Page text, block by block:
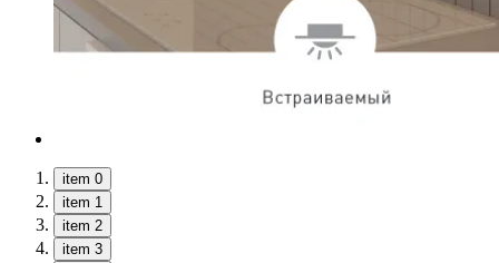
item 0
item 1
item 2
item 3